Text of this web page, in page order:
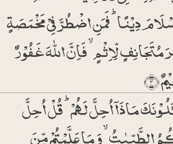
دِیۡنًا ؕ فَمَنِ اضۡطُرَّ فِیۡ مَخۡمَصَۃٍ
لِّاِثۡمٍ ۙ فَاِنَّ اللّٰہَ غَفُوۡرٌ
مَاذَاۤ اُحِلَّ لَہُمۡ ؕ قُلۡ اُحِلَّ
الطَّیِّبٰتُ ۙ وَ مَا عَلَّمۡتُمۡ مِّنَ